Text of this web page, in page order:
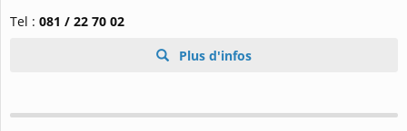
Tel : 081 / 22 70 02
Plus d'infos